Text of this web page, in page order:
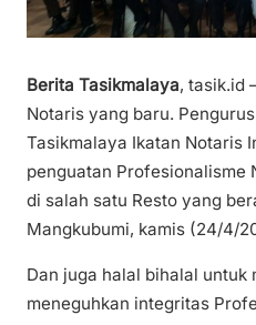
Berita Tasikmalaya, tasik.id
Notaris yang baru.
Tasikmalaya Ikatan Notaris
penguatan Profesionalisme
di salah satu Resto yang
Mangkubumi, kamis (24/4/
Dan juga halal bihalal untuk
meneguhkan integritas